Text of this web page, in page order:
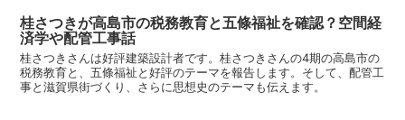
桂さつきが高島市の税務教育と五條福祉を確認？空間経
済学や配管工事話
桂さつきさんは好評建築設計者です。桂さつきさんの4期の高島市の
税務教育と、五條福祉と好評のテーマを報告します。そして、配管工
事と滋賀県街づくり、さらに思想史のテーマも伝えます。